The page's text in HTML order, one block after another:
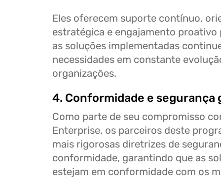
Eles oferecem suporte contínuo,
estratégica e engajamento proativo
as soluções implementadas
necessidades em constante
organizações.
4. Conformidade e segurança
Como parte de seu compromisso
Enterprise, os parceiros deste
mais rigorosas diretrizes de
conformidade, garantindo que as
estejam em conformidade com os